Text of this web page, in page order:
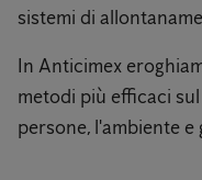
sistemi di
In Anticimex
metodi più efficaci
persone, l'ambiente